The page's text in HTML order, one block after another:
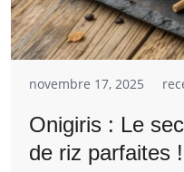
novembre 17, 2025
Onigiris : Le
de riz parfaites !